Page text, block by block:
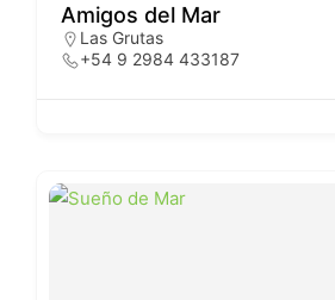
Amigos del Mar
Las Grutas
+54 9 2984 433187